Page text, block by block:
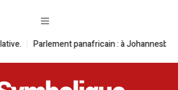
: à Johannesburg, Aimé Boji Sangara